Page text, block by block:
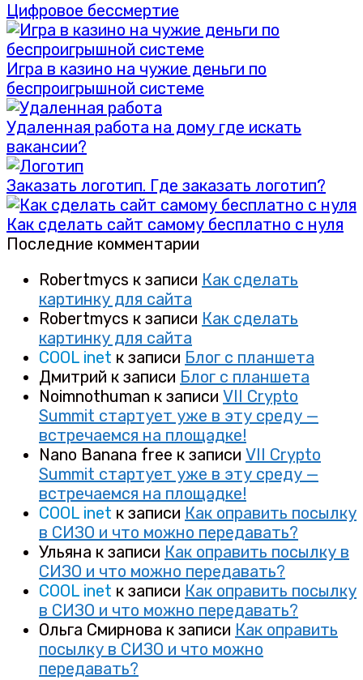
Цифровое бессмертие
Игра в казино на чужие деньги по
беспроигрышной системе
Удаленная работа на дому где искать
вакансии?
Заказать логотип. Где заказать логотип?
Как сделать сайт самому бесплатно с нуля
Последние комментарии
Robertmycs к записи Как сделать
картинку для сайта
Robertmycs к записи Как сделать
картинку для сайта
COOL inet к записи Блог с планшета
Дмитрий к записи Блог с планшета
Noimnothuman к записи VII Crypto
Summit стартует уже в эту среду —
встречаемся на площадке!
Nano Banana free к записи VII Crypto
Summit стартует уже в эту среду —
встречаемся на площадке!
COOL inet к записи Как оправить посылку
в СИЗО и что можно передавать?
Ульяна к записи Как оправить посылку в
СИЗО и что можно передавать?
COOL inet к записи Как оправить посылку
в СИЗО и что можно передавать?
Ольга Смирнова к записи Как оправить
посылку в СИЗО и что можно
передавать?